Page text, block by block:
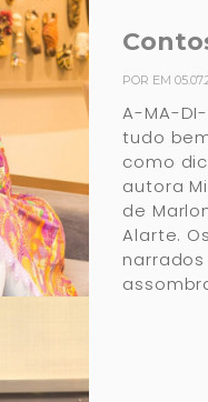
POR EM
A-MA-
tudo
como
autora
de
Alarte.